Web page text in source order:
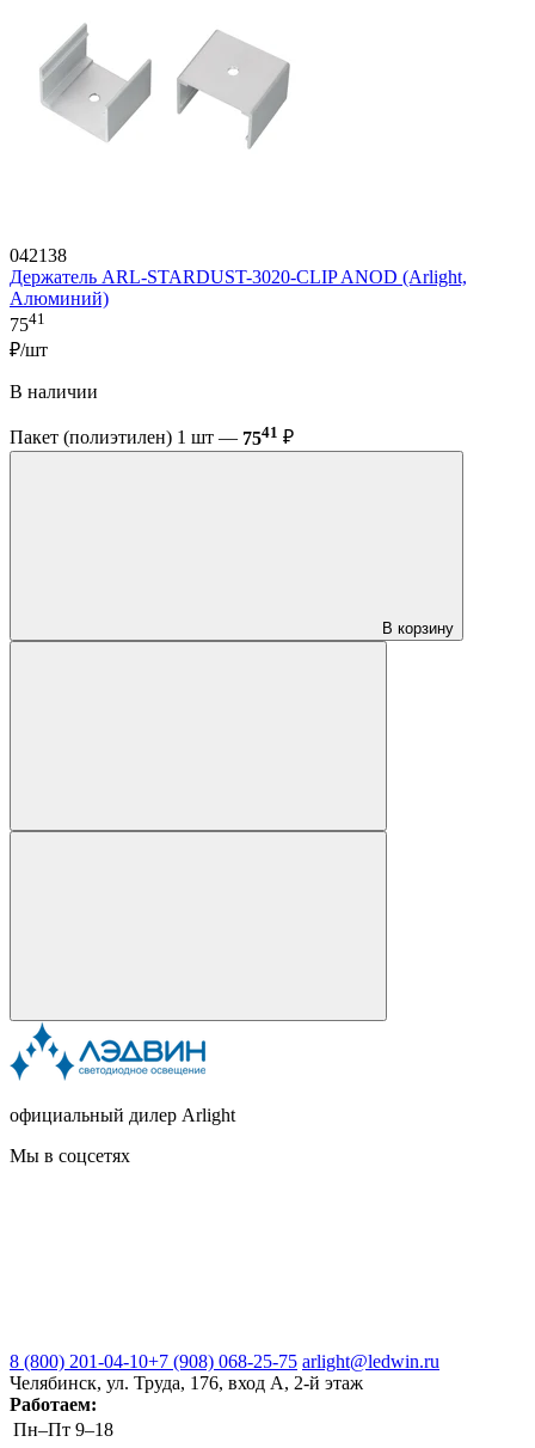
042138
Держатель ARL-STARDUST-3020-CLIP ANOD (Arlight,
Алюминий)
7541
₽/шт
В наличии
Пакет (полиэтилен) 1 шт — 7541 ₽
В корзину
официальный дилер Arlight
Мы в соцсетях
8 (800) 201-04-10+7 (908) 068-25-75 arlight@ledwin.ru
Челябинск, ул. Труда, 176, вход А, 2-й этаж
Работаем:
Пн–Пт 9–18